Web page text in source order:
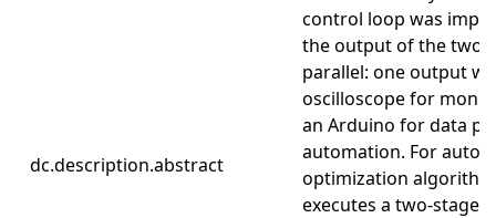
dc.description.abstract
control loop was
the output of the two
parallel: one output
oscilloscope for
an Arduino for data
automation. For
optimization
executes a two-stage